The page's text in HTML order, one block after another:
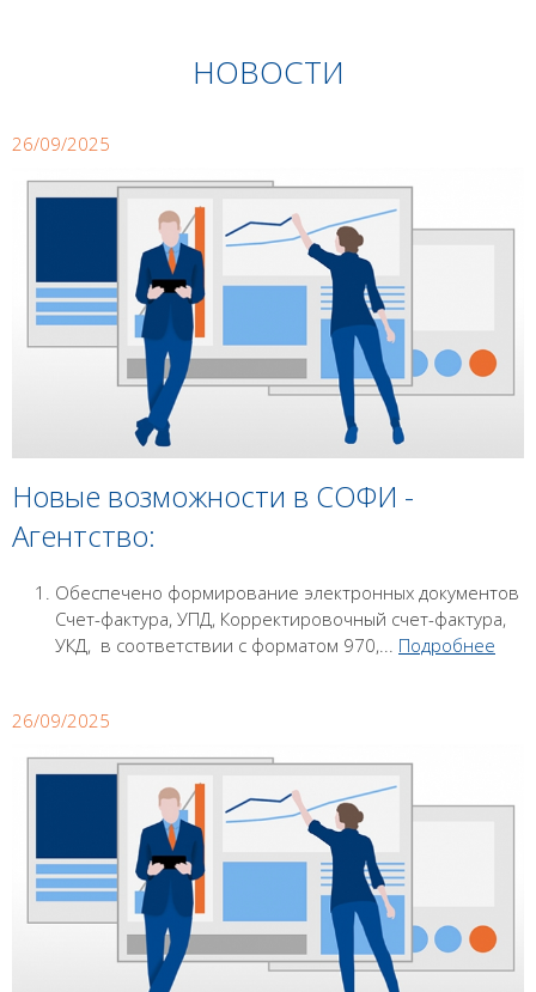
НОВОСТИ
26/09/2025
Новые возможности в СОФИ -
Агентство:
Обеспечено формирование электронных документов
Счет-фактура, УПД, Корректировочный счет-фактура,
УКД, в соответствии с форматом 970,... Подробнее
26/09/2025